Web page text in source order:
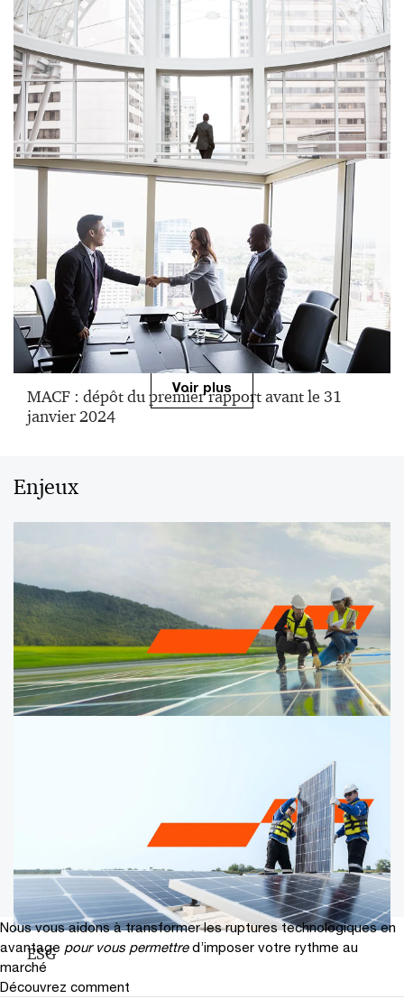
Le Pacte vert pour l'Europe
Projet de loi relatif à l’accélération de la
production d’énergies renouvelables : le Sénat
adopte un texte largement remanié
MACF : dépôt du premier rapport avant le 31
janvier 2024
Voir plus
Enjeux
Développement durable : au cœur de la stratégie
ESG
Nous vous aidons à transformer les ruptures technologiques en
avantage pour vous permettre d’imposer votre rythme au
marché
Découvrez comment